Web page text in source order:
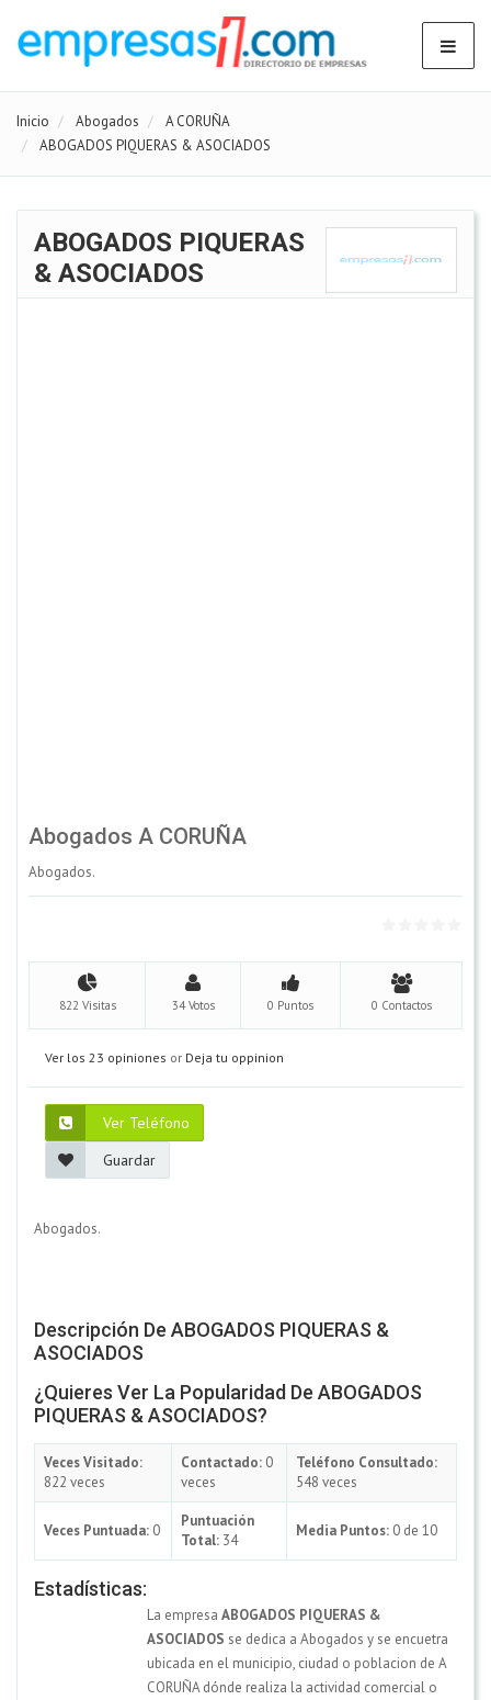
Inicio Abogados
A CORUÑA
ABOGADOS PIQUERAS & ASOCIADOS
ABOGADOS PIQUERAS
& ASOCIADOS
Abogados A CORUÑA
Abogados.
822 Visitas 34 Votos 0 Puntos 0 Contactos
Ver los 23 opiniones or Deja tu oppinion
Ver Teléfono
Guardar
Abogados.
Descripción De ABOGADOS PIQUERAS &
ASOCIADOS
¿Quieres Ver La Popularidad De ABOGADOS
PIQUERAS & ASOCIADOS?
Veces Visitado:
822 veces
Contactado: 0
veces
Teléfono Consultado:
548 veces
Veces Puntuada: 0
Puntuación
Total: 34
Media Puntos: 0 de 10
Estadísticas:
La empresa ABOGADOS PIQUERAS &
ASOCIADOS se dedica a Abogados y se encuetra
ubicada en el municipio, ciudad o poblacion de A
CORUÑA dónde realiza la actividad comercial o